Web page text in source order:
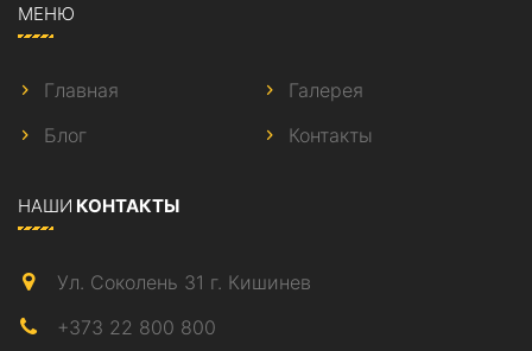
МЕНЮ
Главная
Галерея
Блог
Контакты
НАШИ КОНТАКТЫ
Ул. Соколень 31 г. Кишинев
+373 22 800 800